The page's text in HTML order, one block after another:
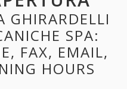
GHIRARDELLI
SPA:
FAX, EMAIL,
HOURS